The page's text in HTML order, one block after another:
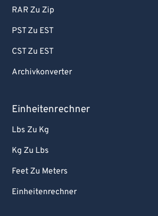
RAR Zu Zip
PST Zu EST
CST Zu EST
Archivkonverter
Einheitenrechner
Lbs Zu Kg
Kg Zu Lbs
Feet Zu Meters
Einheitenrechner